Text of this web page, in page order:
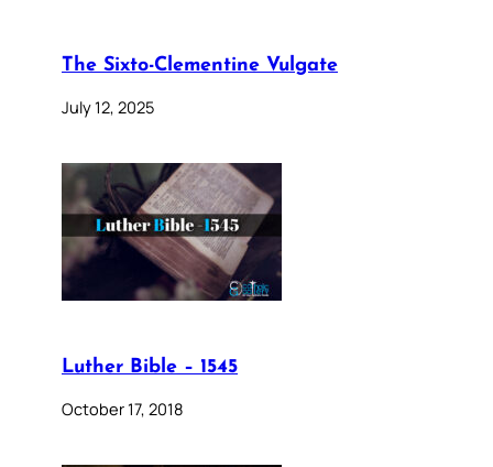
The Sixto-Clementine Vulgate
July 12, 2025
Luther Bible – 1545
October 17, 2018